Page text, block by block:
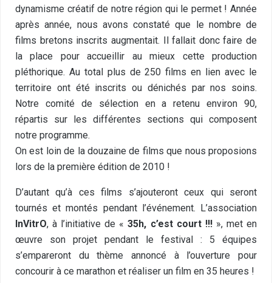
dynamisme créatif de notre région qui le permet ! Année
après année, nous avons constaté que le nombre de
films bretons inscrits augmentait. Il fallait donc faire de
la place pour accueillir au mieux cette production
pléthorique. Au total plus de 250 films en lien avec le
territoire ont été inscrits ou dénichés par nos soins.
Notre comité de sélection en a retenu environ 90,
répartis sur les différentes sections qui composent
notre programme.
On est loin de la douzaine de films que nous proposions
lors de la première édition de 2010 !
D’autant qu’à ces films s’ajouteront ceux qui seront
tournés et montés pendant l’événement. L’association
InVitrO, à l’initiative de «35h, c’est court !!!», met en
œuvre son projet pendant le festival : 5 équipes
s’empareront du thème annoncé à l’ouverture pour
concourir à ce marathon et réaliser un film en 35 heures !